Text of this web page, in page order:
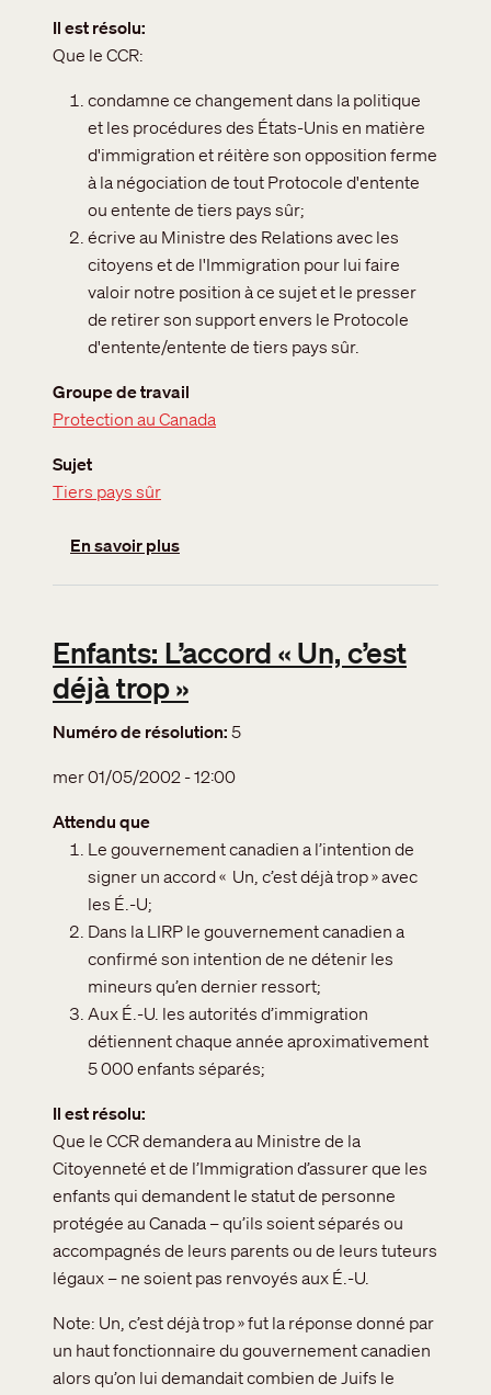
Il est résolu
Que le CCR:
condamne ce changement dans la politique
et les procédures des États-Unis en matière
d'immigration et réitère son opposition ferme
à la négociation de tout Protocole d'entente
ou entente de tiers pays sûr;
écrive au Ministre des Relations avec les
citoyens et de l'Immigration pour lui faire
valoir notre position à ce sujet et le presser
de retirer son support envers le Protocole
d'entente/entente de tiers pays sûr.
Groupe de travail
Protection au Canada
Sujet
Tiers pays sûr
En savoir plussur Entente de tiers pays sûr et
Enfants: L’accord « Un, c’est
déjà trop »
Numéro de résolution 5
mer 01/05/2002 - 12:00
Attendu que
Le gouvernement canadien a l’intention de
signer un accord « Un, c’est déjà trop » avec
les É.-U;
Dans la LIRP le gouvernement canadien a
confirmé son intention de ne détenir les
mineurs qu’en dernier ressort;
Aux É.-U. les autorités d’immigration
détiennent chaque année aproximativement
5 000 enfants séparés;
Il est résolu
Que le CCR demandera au Ministre de la
Citoyenneté et de l’Immigration d’assurer que les
enfants qui demandent le statut de personne
protégée au Canada – qu’ils soient séparés ou
accompagnés de leurs parents ou de leurs tuteurs
légaux – ne soient pas renvoyés aux É.-U.
Note: Un, c’est déjà trop » fut la réponse donné par
un haut fonctionnaire du gouvernement canadien
alors qu’on lui demandait combien de Juifs le